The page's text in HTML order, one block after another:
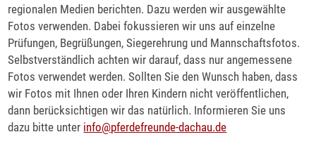
regionalen Medien berichten. Dazu werden wir ausgewählte
Fotos verwenden. Dabei fokussieren wir uns auf einzelne
Prüfungen, Begrüßungen, Siegerehrung und Mannschaftsfotos.
Selbstverständlich achten wir darauf, dass nur angemessene
Fotos verwendet werden. Sollten Sie den Wunsch haben, dass
wir Fotos mit Ihnen oder Ihren Kindern nicht veröffentlichen,
dann berücksichtigen wir das natürlich. Informieren Sie uns
dazu bitte unter info@pferdefreunde-dachau.de